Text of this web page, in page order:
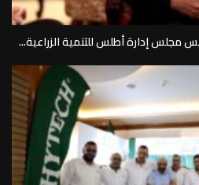
مجلس إدارة أطلس للتنمية الزراعية...